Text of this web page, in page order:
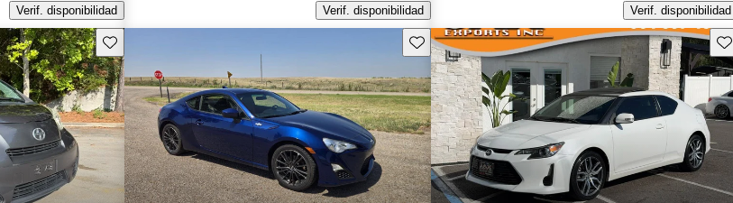
Verif. disponibilidad
Verif. disponibilidad
Verif. disponibilidad
Guarda este Aviso Guarda este Aviso